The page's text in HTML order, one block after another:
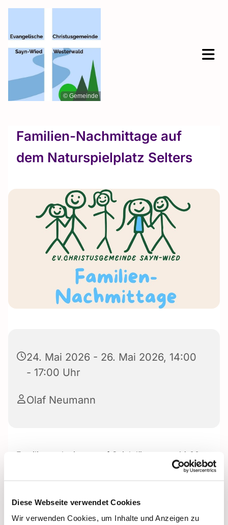
Diese Webseite verwendet Cookies
Wir verwenden Cookies, um Inhalte und Anzeigen zu
© Gemeinde
Familien-Nachmittage auf
dem Naturspielplatz Selters
24. Mai 2026 - 26. Mai 2026, 14:00
- 17:00 Uhr
Olaf Neumann
Familiennachmittage auf Spielplätzen von 14:00
Essen, Über 'Gott und die Welt reden'